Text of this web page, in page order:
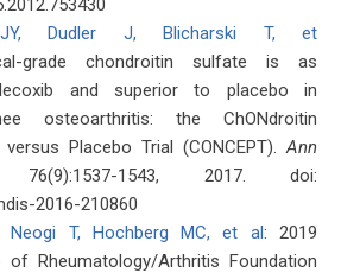
JY, Dudler J, Blicharski T, et
grade chondroitin sulfate is as
and superior to placebo in
osteoarthritis: the ChONdroitin
versus Placebo Trial (CONCEPT).Ann
1543, 2017. doi:
2016-210860
Neogi T, Hochberg MC, et al: 2019
of Rheumatology/Arthritis Foundation